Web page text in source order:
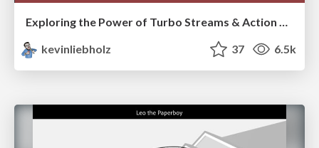
Exploring the Power of Turbo Streams & Action Cable | RailsConf2023
kevinliebholz
37 6.5k